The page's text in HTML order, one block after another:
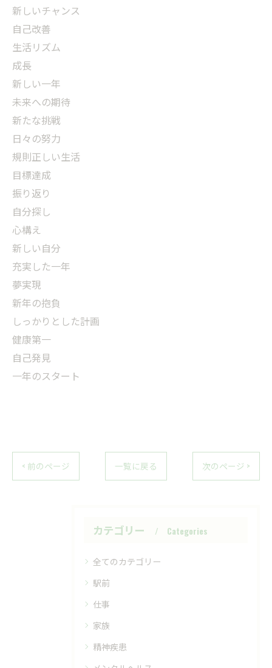
新しいチャンス
自己改善
生活リズム
成長
新しい一年
未来への期待
新たな挑戦
日々の努力
規則正しい生活
目標達成
振り返り
自分探し
心構え
新しい自分
充実した一年
夢実現
新年の抱負
しっかりとした計画
健康第一
自己発見
一年のスタート
< 前のページ 一覧に戻る 次のページ >
カテゴリー Categories
全てのカテゴリー
駅前
仕事
家族
精神疾患